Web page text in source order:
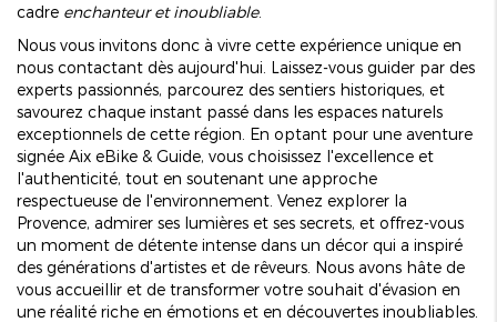
cadre enchanteur et inoubliable.
Nous vous invitons donc à vivre cette expérience unique en
nous contactant dès aujourd'hui. Laissez-vous guider par des
experts passionnés, parcourez des sentiers historiques, et
savourez chaque instant passé dans les espaces naturels
exceptionnels de cette région. En optant pour une aventure
signée Aix eBike & Guide, vous choisissez l'excellence et
l'authenticité, tout en soutenant une approche
respectueuse de l'environnement. Venez explorer la
Provence, admirer ses lumières et ses secrets, et offrez-vous
un moment de détente intense dans un décor qui a inspiré
des générations d'artistes et de rêveurs. Nous avons hâte de
vous accueillir et de transformer votre souhait d'évasion en
une réalité riche en émotions et en découvertes inoubliables.